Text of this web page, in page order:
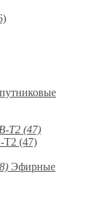
T2 (47)
Эфирные